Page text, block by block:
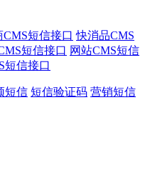
CMS短信接口 快消品CMS
短信接口 网站CMS短信
短信接口
短信 短信验证码 营销短信